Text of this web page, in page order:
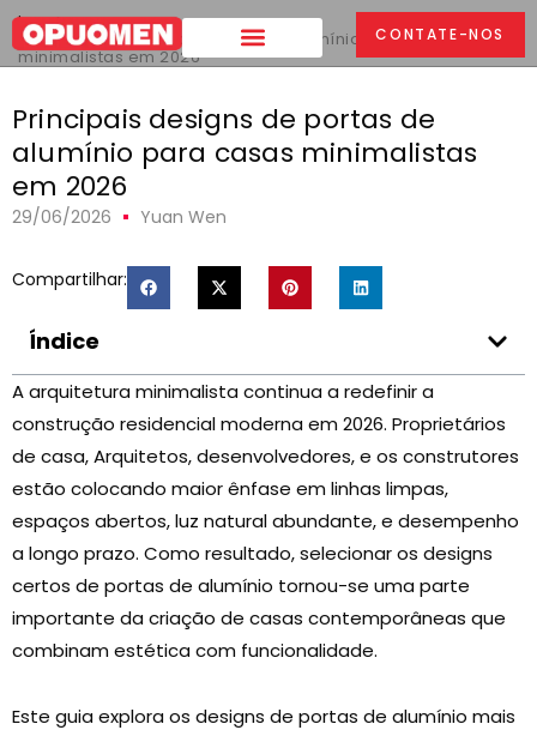
CONTATE-NOS
Lar >
Principais designs de portas de alumínio para casas
minimalistas em 2026
Principais designs de portas de
alumínio para casas minimalistas
em 2026
29/06/2026 Yuan Wen
Compartilhar:
Índice
A arquitetura minimalista continua a redefinir a
construção residencial moderna em 2026. Proprietários
de casa, Arquitetos, desenvolvedores, e os construtores
estão colocando maior ênfase em linhas limpas,
espaços abertos, luz natural abundante, e desempenho
a longo prazo. Como resultado, selecionar os designs
certos de portas de alumínio tornou-se uma parte
importante da criação de casas contemporâneas que
combinam estética com funcionalidade.
Este guia explora os designs de portas de alumínio mais